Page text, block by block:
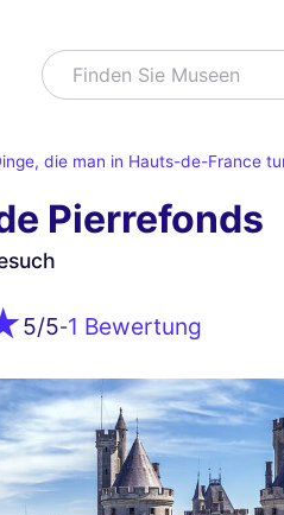
SuchenFinden Sie Museen
die man in Hauts-de-France
Pierrefonds
5/5-1 Bewertung